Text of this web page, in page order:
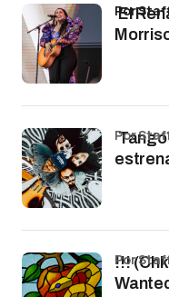
Elpor
por
!!!por